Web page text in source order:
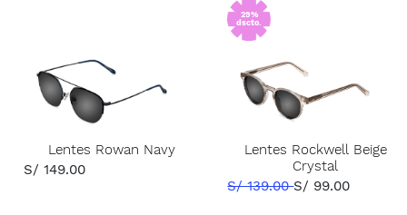
Lentes Rowan Navy
S/ 149.00
29%
dscto.
Lentes Rockwell Beige
Crystal
S/ 139.00S/ 99.00